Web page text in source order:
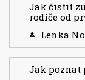
Jak čistit
rodiče od
Lenka
Jak poznat